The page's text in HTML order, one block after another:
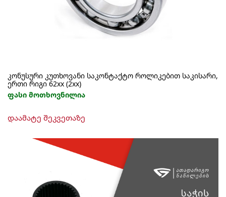
კონუსური კუთხოვანი საკონტაქტო როლიკებით საკისარი,
ერთი რიგი 62xx (2xx)
ფასი მოთხოვნილია
დაამატე შეკვეთაზე
multiple
The